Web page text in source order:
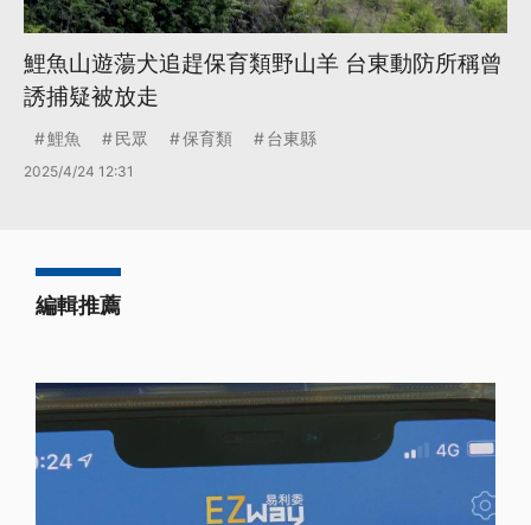
鯉魚山遊蕩犬追趕保育類野山羊 台東動防所稱曾
誘捕疑被放走
鯉魚 民眾 保育類 台東縣
2025/4/24 12:31
編輯推薦